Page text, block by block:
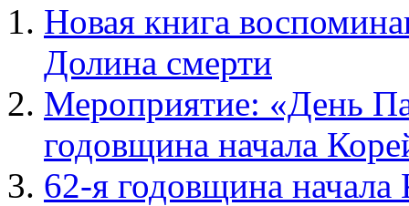
Новая книга
Долина смерти
Мероприятие: «День
годовщина начала
62-я годовщина